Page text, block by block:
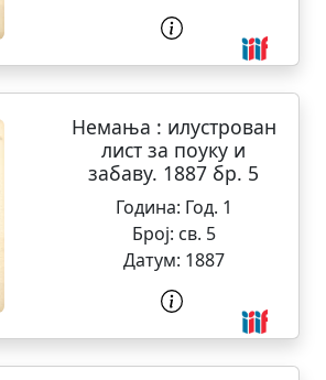
Немања : илустрован
лист за поуку и
забаву. 1887 бр. 5
Година: Год. 1
Број: св. 5
Датум: 1887